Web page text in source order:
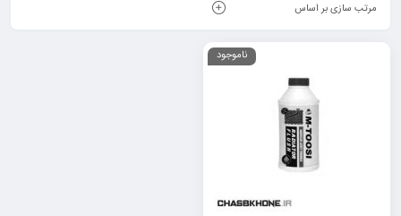
مرتب سازی بر اساس
ناموجود